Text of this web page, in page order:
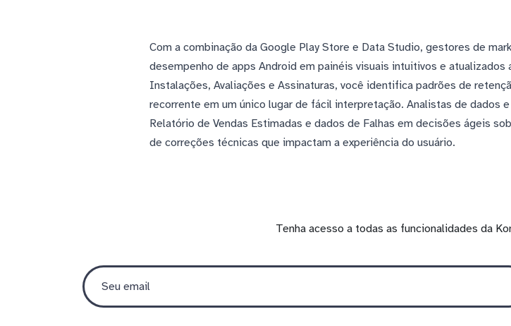
Com a combinação da Google Play Store e Data Studio, gestores de
desempenho de apps Android em painéis visuais intuitivos e
Instalações, Avaliações e Assinaturas, você identifica padrões de
recorrente em um único lugar de fácil interpretação. Analistas de dados
Relatório de Vendas Estimadas e dados de Falhas em decisões ágeis
de correções técnicas que impactam a experiência do usuário.
Tenha acesso a todas as funcionalidades da